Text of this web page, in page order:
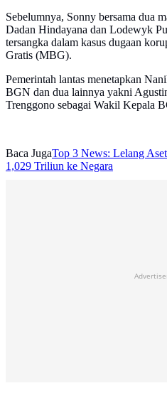
Sebelumnya, Sonny bersama dua
Dadan Hindayana dan Lodewyk
tersangka dalam kasus dugaan
Gratis (MBG).
Pemerintah lantas menetapkan
BGN dan dua lainnya yakni
Trenggono sebagai Wakil Kepala
Baca JugaTop 3 News: Lelang
1,029 Triliun ke Negara